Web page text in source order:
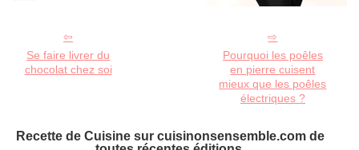
Se faire livrer du
chocolat chez soi
Pourquoi les poêles
en pierre cuisent
mieux que les poêles
électriques ?
Recette de Cuisine sur cuisinonsensemble.com de